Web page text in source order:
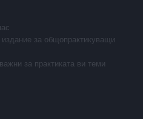
за общопрактикуващи
за практиката ви теми